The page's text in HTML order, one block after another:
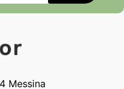
Messina